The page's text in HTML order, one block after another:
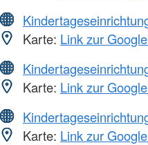
Karte: Link zur
Karte: Link zur
Karte: Link zur